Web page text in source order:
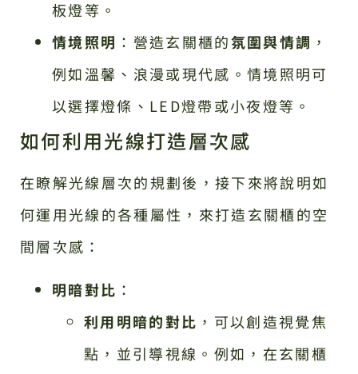
板燈等。
情境照明 ：營造玄關櫃的氛圍與情調 ，
例如溫馨、浪漫或現代感。情境照明可
以選擇燈條、LED燈帶或小夜燈等。
如何利用光線打造層次感
在瞭解光線層次的規劃後，接下來將說明如
何運用光線的各種屬性，來打造玄關櫃的空
間層次感：
明暗對比 ：
利用明暗的對比 ，可以創造視覺焦
點，並引導視線。例如，在玄關櫃